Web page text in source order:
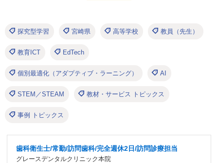
探究型学習 宮崎県 高等学校 教員（先生）
教育ICT EdTech
個別最適化（アダプティブ・ラーニング） AI
STEM／STEAM 教材・サービス トピックス
事例 トピックス
歯科衛生士/常勤/訪問歯科/完全週休2日/訪問診療担当
グレースデンタルクリニック本院